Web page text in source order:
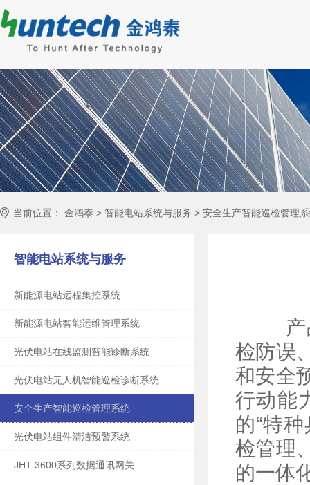
当前位置： 金鸿泰 > 智能电站系统与服务 > 安全生产智能巡检管理
智能电站系统与服务
新能源电站远程集控系统
新能源电站智能运维管理系统
光伏电站在线监测智能诊断系统
光伏电站无人机智能巡检诊断系统
安全生产智能巡检管理系统
光伏电站组件清洁预警系统
JHT-3600系列数据通讯网关
产
检防误
和安全
行动能
的“特
检管理
的一体